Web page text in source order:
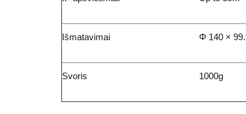
Išmatavimai Φ 140 ×
Svoris 1000g